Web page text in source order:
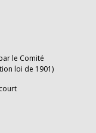
le Comité
loi de 1901)